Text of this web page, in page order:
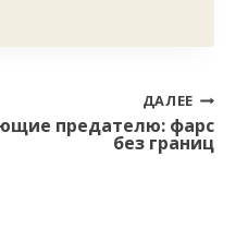
ДАЛЕЕ
предателю: фарс
без границ